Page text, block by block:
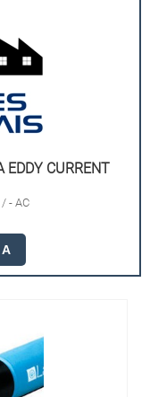
EDDY CURRENT
/ - AC